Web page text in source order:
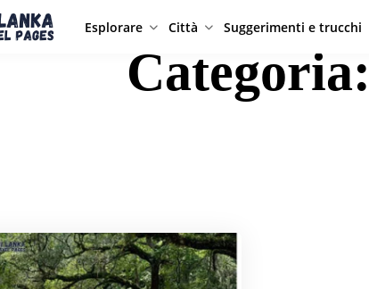
Esplorare Città Suggerimenti e trucchi
Categoria: